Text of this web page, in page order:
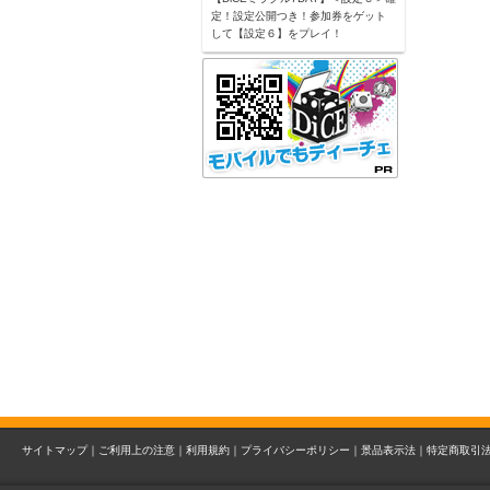
定！設定公開つき！参加券をゲット
して【設定６】をプレイ！
サイトマップ｜ ご利用上の注意｜ 利用規約｜ プライバシーポリシー｜ 景品表示法｜ 特定商取引